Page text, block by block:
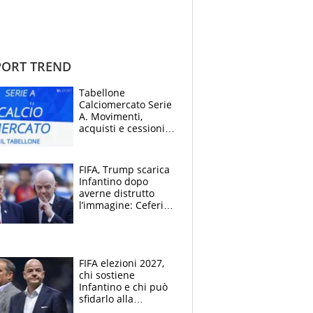
TREND
Tabellone
Calciomercato Serie
A. Movimenti,
acquisti e cessioni:
FIFA, Trump scarica
Infantino dopo
averne distrutto
l’immagine: Ceferin
FIFA elezioni 2027,
chi sostiene
Infantino e chi può
sfidarlo alla